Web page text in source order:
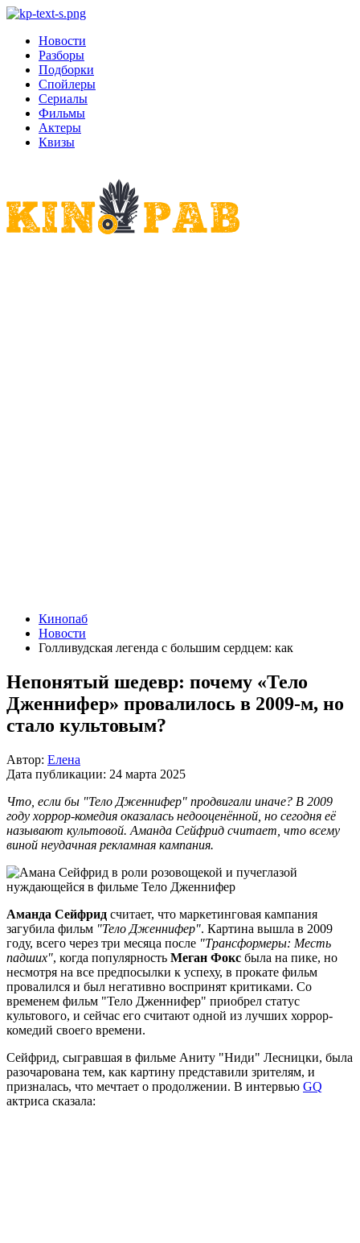
Новости
Разборы
Подборки
Спойлеры
Сериалы
Фильмы
Актеры
Квизы
Кинопаб
Новости
Голливудская легенда с большим сердцем: как
Непонятый шедевр: почему «Тело
Дженнифер» провалилось в 2009-м, но
стало культовым?
Автор: Елена
Дата публикации: 24 марта 2025
Что, если бы "Тело Дженнифер" продвигали иначе? В 2009
году хоррор-комедия оказалась недооценённой, но сегодня её
называют культовой. Аманда Сейфрид считает, что всему
виной неудачная рекламная кампания.
Аманда Сейфрид считает, что маркетинговая кампания
загубила фильм "Тело Дженнифер". Картина вышла в 2009
году, всего через три месяца после "Трансформеры: Месть
падших", когда популярность Меган Фокс была на пике, но
несмотря на все предпосылки к успеху, в прокате фильм
провалился и был негативно воспринят критиками. Со
временем фильм "Тело Дженнифер" приобрел статус
культового, и сейчас его считают одной из лучших хоррор-
комедий своего времени.
Сейфрид, сыгравшая в фильме Аниту "Ниди" Лесницки, была
разочарована тем, как картину представили зрителям, и
призналась, что мечтает о продолжении. В интервью GQ
актриса сказала: